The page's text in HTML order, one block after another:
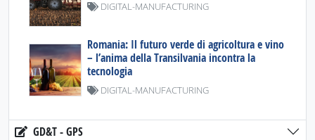
DIGITAL-MANUFACTURING
Romania: Il futuro verde di agricoltura e vino
– l’anima della Transilvania incontra la
tecnologia
DIGITAL-MANUFACTURING
GD&T - GPS